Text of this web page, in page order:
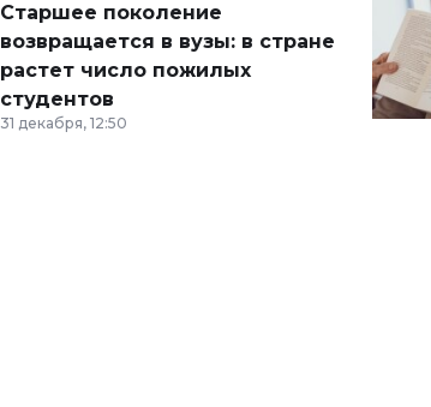
Старшее поколение
возвращается в вузы: в стране
растет число пожилых
студентов
31 декабря, 12:50